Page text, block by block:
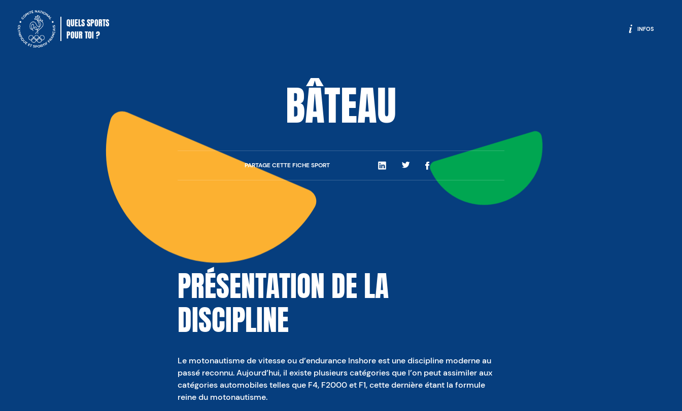
Comité National Olympique Sportif Français
QUELS SPORTS
POUR TOI ?
INFOS
BÂTEAU
PARTAGE CETTE FICHE SPORT LinkedInTwitterFacebook
PRÉSENTATION DE LA
DISCIPLINE
Le motonautisme de vitesse ou d’endurance Inshore est une discipline moderne au
passé reconnu. Aujourd’hui, il existe plusieurs catégories que l’on peut assimiler aux
catégories automobiles telles que F4, F2000 et F1, cette dernière étant la formule
reine du motonautisme.